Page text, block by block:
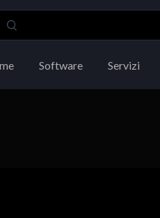
Software Servizi